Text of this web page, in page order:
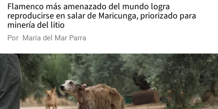
Flamenco más amenazado del mundo logra
reproducirse en salar de Maricunga, priorizado para
minería del litio
Por María del Mar Parra